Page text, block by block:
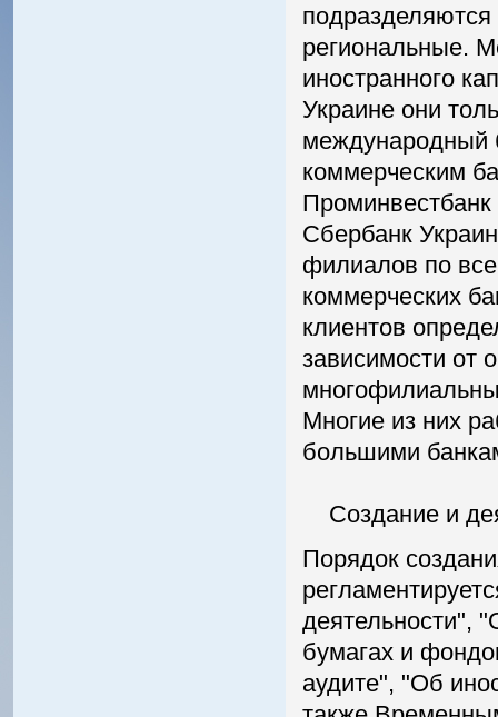
региональные.
иностранного
Украине они
международный
коммерческим
Сбербанк
филиалов по
коммерческих
клиентов
зависимости от
Многие из них
большими
Создание и
Порядок
деятельности",
бумагах и
аудите", "Об